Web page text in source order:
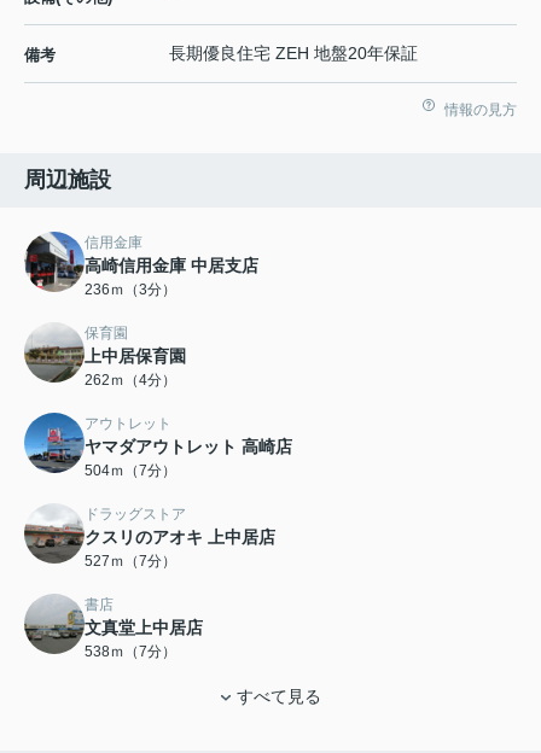
備考 長期優良住宅 ZEH 地盤20年保証
情報の見方
周辺施設
信用金庫
高崎信用金庫 中居支店
236ｍ（3分）
保育園
上中居保育園
262ｍ（4分）
アウトレット
ヤマダアウトレット 高崎店
504ｍ（7分）
ドラッグストア
クスリのアオキ 上中居店
527ｍ（7分）
書店
文真堂上中居店
538ｍ（7分）
すべて見る